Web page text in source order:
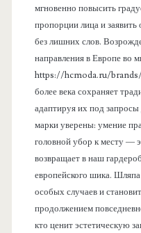
мгновенно повысить
пропорции лица и заявить
без лишних слов.
направления в Европе во
https://hcmoda.ru/
более века сохраняет
адаптируя их под
марки уверены: умение
головной убор к месту —
возвращает в наш
европейского шика.
особых случаев и
продолжением
кто ценит эстетическую